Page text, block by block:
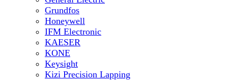
Grundfos
Honeywell
IFM Electronic
KAESER
KONE
Keysight
Kizi Precision Lapping